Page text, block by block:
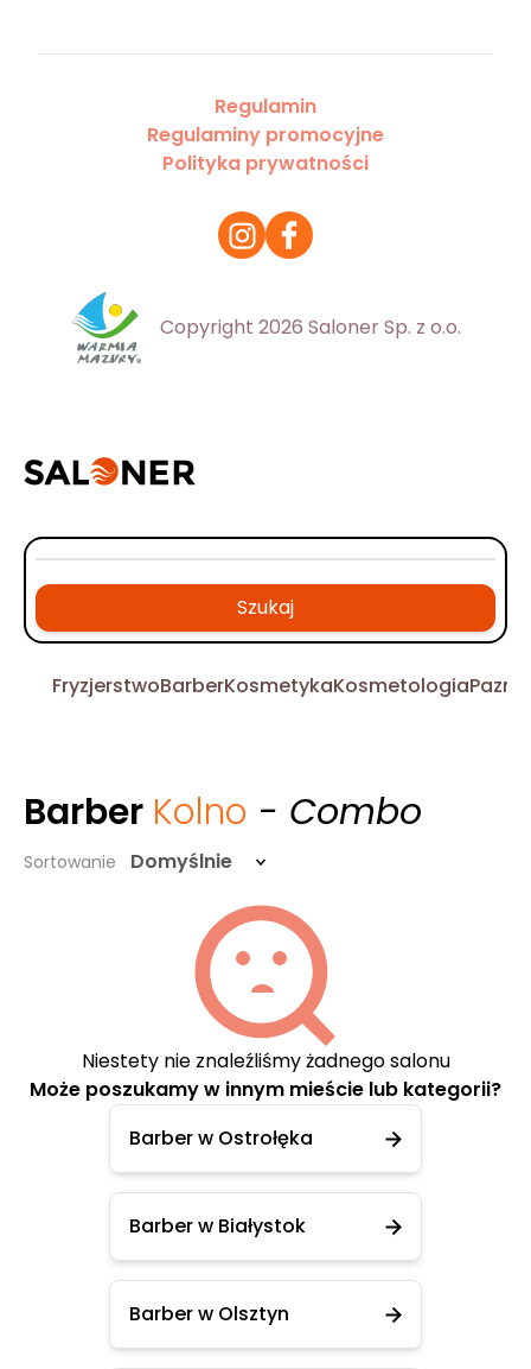
Regulamin
Regulaminy promocyjne
Polityka prywatności
Copyright 2026 Saloner Sp. z o.o.
Szukaj
FryzjerstwoBarberKosmetykaKosmetologia
Barber Kolno - Combo
Sortowanie Domyślnie
Niestety nie znaleźliśmy żadnego salonu
Może poszukamy w innym mieście lub kategorii?
Barber w Ostrołęka
Barber w Białystok
Barber w Olsztyn